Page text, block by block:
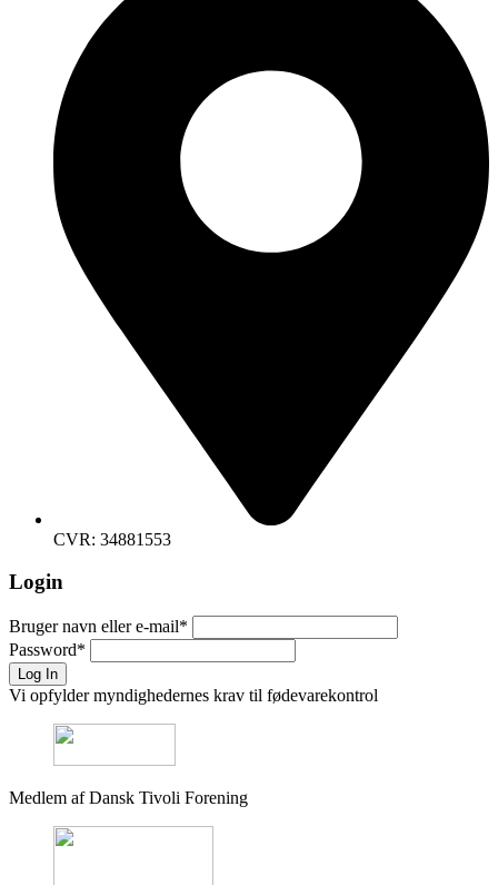
CVR: 34881553
Login
Bruger navn eller e-mail*
Password*
Log In
Vi opfylder myndighedernes krav til fødevarekontrol
Medlem af Dansk Tivoli Forening